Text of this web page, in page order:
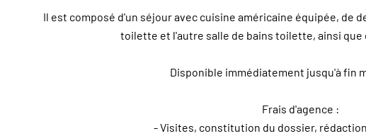
Il est composé d'un séjour avec cuisine américaine équipée, de
toilette et l'autre salle de bains toilette, ainsi que
Disponible immédiatement jusqu'à fin
Frais d'agence :
- Visites, constitution du dossier, rédaction